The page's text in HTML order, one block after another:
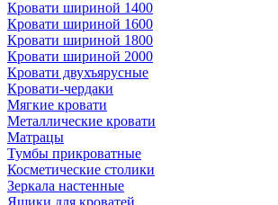
Кровати шириной 1400
Кровати шириной 1600
Кровати шириной 1800
Кровати шириной 2000
Кровати двухъярусные
Кровати-чердаки
Мягкие кровати
Металлические кровати
Матрацы
Тумбы прикроватные
Косметические столики
Зеркала настенные
Ящики для кроватей